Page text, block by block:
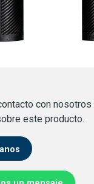
con
este producto.